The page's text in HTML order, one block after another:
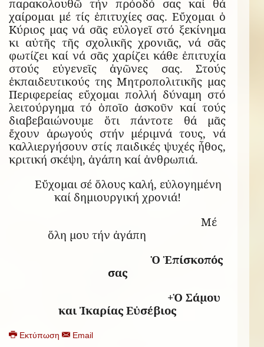
παρακολουθῶ τήν πρόοδό σας καί θά
χαίρομαι μέ τίς ἐπιτυχίες σας. Εὔχομαι ὁ
Κύριος μας νά σᾶς εὐλογεῖ στό ξεκίνημα
κι αὐτῆς τῆς σχολικῆς χρονιᾶς, νά σᾶς
φωτίζει καί νά σᾶς χαρίζει κάθε ἐπιτυχία
στούς εὐγενεῖς ἀγῶνες σας. Στούς
ἐκπαιδευτικούς της Μητροπολιτικῆς μας
Περιφερείας εὔχομαι πολλή δύναμη στό
λειτούργημα τό ὁποῖο ἀσκοῦν καί τούς
διαβεβαιώνουμε ὅτι πάντοτε θά μᾶς
ἔχουν ἀρωγούς στήν μέριμνά τους, νά
καλλιεργήσουν στίς παιδικές ψυχές ἦθος,
κριτική σκέψη, ἀγάπη καί ἀνθρωπιά.
Εὔχομαι σέ ὅλους καλή, εὐλογημένη
καί δημιουργική χρονιά!
Μέ
ὅλη μου τήν ἀγάπη
Ὁ Ἐπίσκοπός
σας
+Ὁ Σάμου
και Ἰκαρίας Εὐσέβιος
Εκτύπωση Email